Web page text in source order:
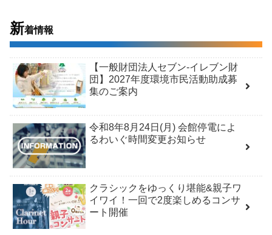
新着情報
【一般財団法人セブン-イレブン財
団】2027年度環境市民活動助成募
集のご案内
令和8年8月24日(月) 会館停電によ
るわいぐ時間変更お知らせ
クラシックをゆっくり堪能&親子ワ
イワイ！一回で2度楽しめるコンサ
ート開催